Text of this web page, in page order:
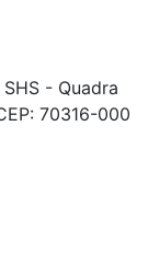
- Quadra
70316-000